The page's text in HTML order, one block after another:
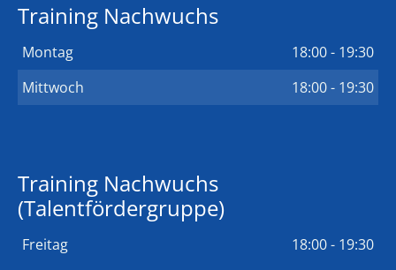
Training Nachwuchs
Montag
18:00 - 19:30
Mittwoch
18:00 - 19:30
Training Nachwuchs
(Talentfördergruppe)
Freitag 18:00 - 19:30